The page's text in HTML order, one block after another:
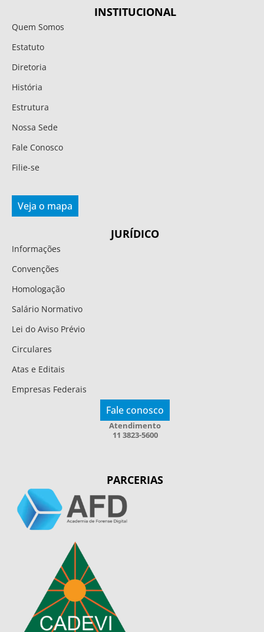
INSTITUCIONAL
Quem Somos
Estatuto
Diretoria
História
Estrutura
Nossa Sede
Fale Conosco
Filie-se
Veja o mapa
JURÍDICO
Informações
Convenções
Homologação
Salário Normativo
Lei do Aviso Prévio
Circulares
Atas e Editais
Empresas Federais
Fale conosco
Atendimento
11 3823-5600
PARCERIAS